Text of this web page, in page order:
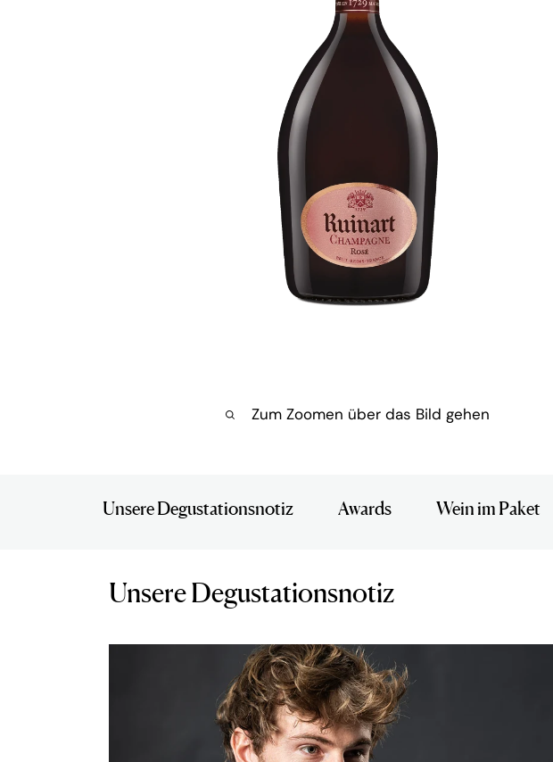
Zum Zoomen über das Bild gehen
Unsere Degustationsnotiz Awards Wein im Paket
Unsere Degustationsnotiz